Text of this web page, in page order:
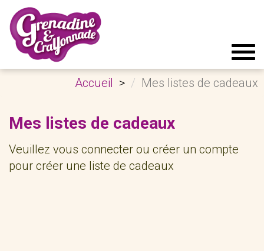
Accueil
Mes listes de cadeaux
Mes listes de cadeaux
Veuillez vous connecter ou créer un compte
pour créer une liste de cadeaux